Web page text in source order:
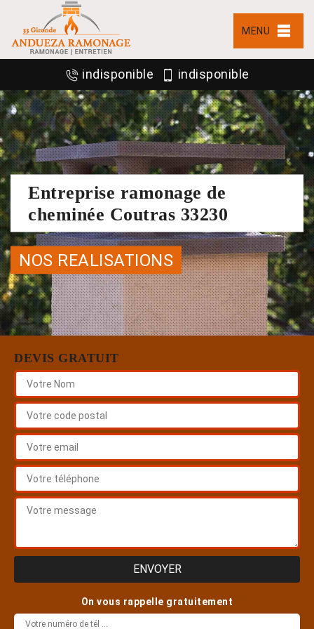
MENU
indisponible indisponible
Entreprise ramonage de
cheminée Coutras 33230
NOS REALISATIONS
DEVIS GRATUIT
On vous rappelle gratuitement